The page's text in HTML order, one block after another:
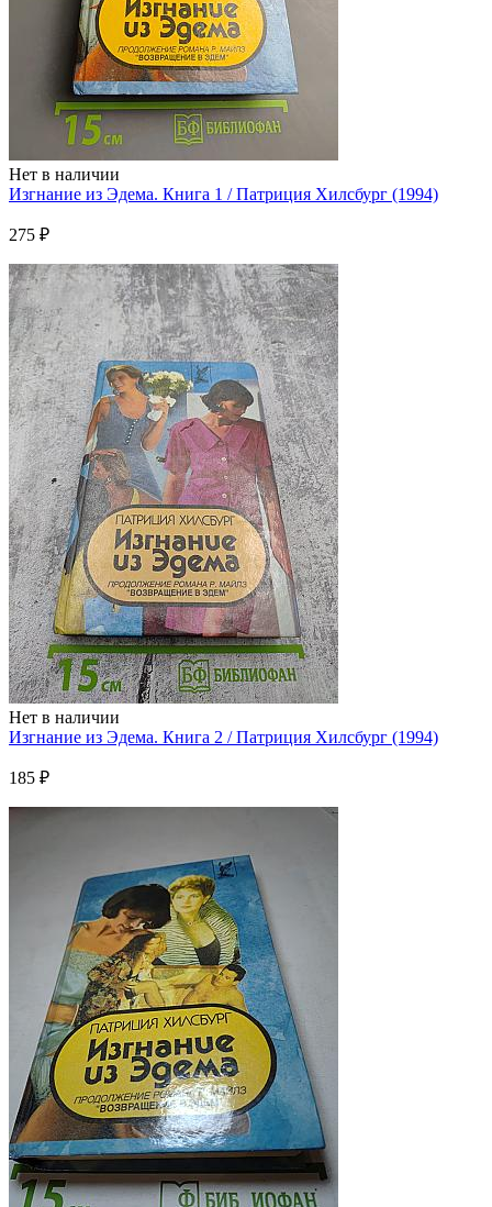
Нет в наличии
Изгнание из Эдема. Книга 1 / Патриция Хилсбург (1994)
275 ₽
Нет в наличии
Изгнание из Эдема. Книга 2 / Патриция Хилсбург (1994)
185 ₽